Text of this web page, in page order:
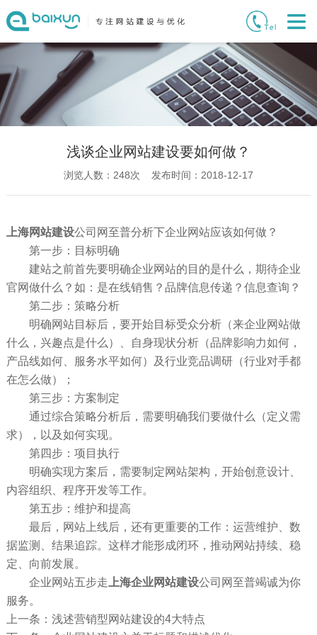
浅谈企业网站建设要如何做？
浏览人数： 248次 发布时间：2018-12-17
上海网站建设公司网至普分析下企业网站应该如何做？
第一步：目标明确
建站之前首先要明确企业网站的目的是什么，期待企业
官网做什么？如：是在线销售？品牌信息传递？信息查询？
第二步：策略分析
明确网站目标后，要开始目标受众分析（来企业网站做
什么，兴趣点是什么）、自身现状分析（品牌影响力如何，
产品线如何、服务水平如何）及行业竞品调研（行业对手都
在怎么做）；
第三步：方案制定
通过综合策略分析后，需要明确我们要做什么（定义需
求），以及如何实现。
第四步：项目执行
明确实现方案后，需要制定网站架构，开始创意设计、
内容组织、程序开发等工作。
第五步：维护和提高
最后，网站上线后，还有更重要的工作：运营维护、数
据监测、结果追踪。这样才能形成闭环，推动网站持续、稳
定、向前发展。
企业网站五步走 上海企业网站建设公司网至普竭诚为你
服务。
上一条：浅述营销型网站建设的4大特点